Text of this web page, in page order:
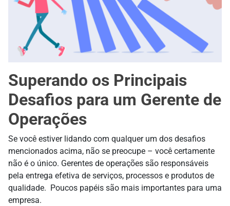
Superando os Principais
Desafios para um Gerente de
Operações
Se você estiver lidando com qualquer um dos desafios
mencionados acima, não se preocupe – você certamente
não é o único. Gerentes de operações são responsáveis
pela entrega efetiva de serviços, processos e produtos de
qualidade. Poucos papéis são mais importantes para uma
empresa.